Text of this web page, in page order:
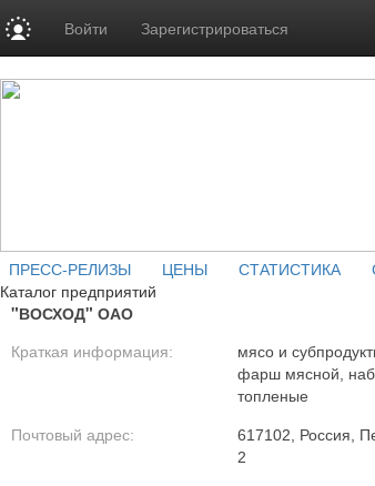
Войти Зарегистрироваться
ПРЕСС-РЕЛИЗЫ ЦЕНЫ СТАТИСТИКА
Каталог предприятий
"ВОСХОД" ОАО
Краткая информация:
мясо и
фарш мясной,
топленые
Почтовый адрес:
617102, Россия,
2